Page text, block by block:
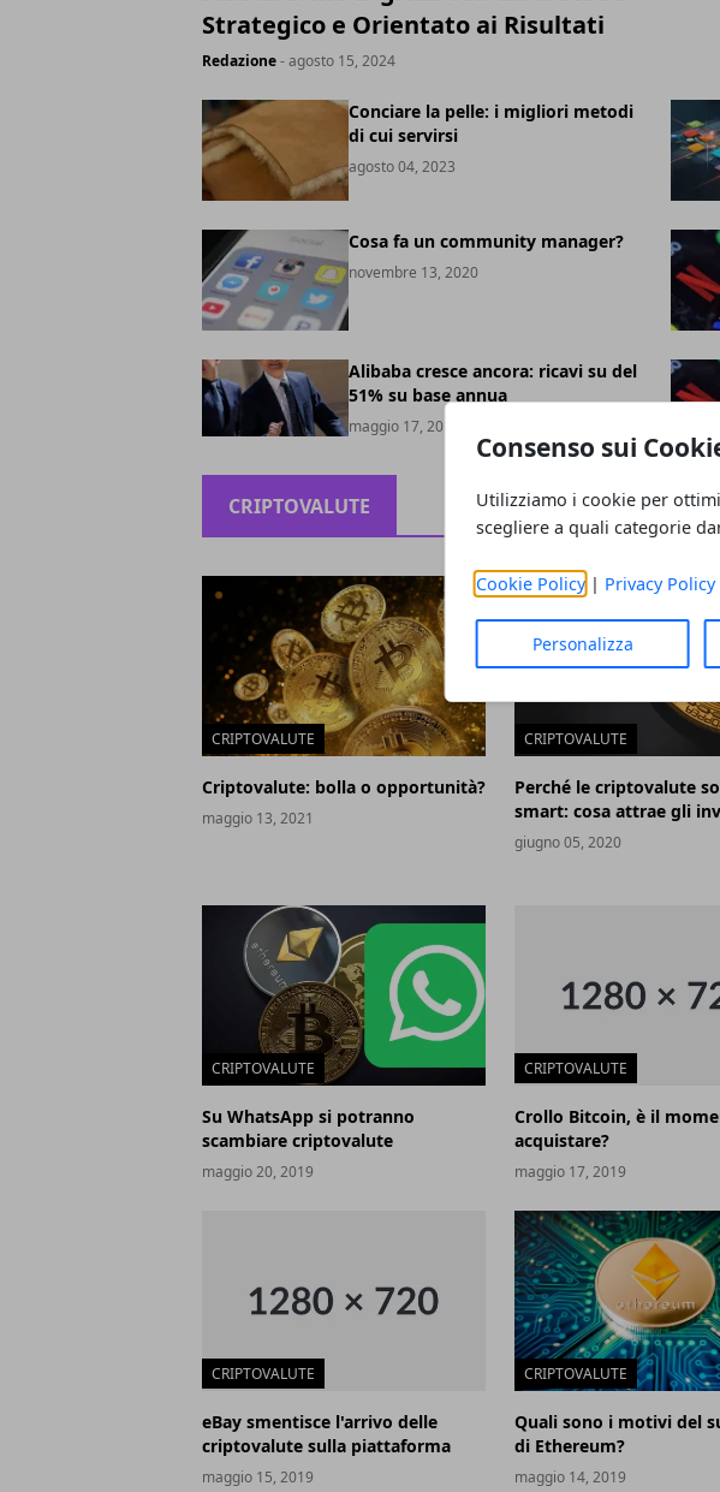
Consenso sui
Utilizziamo i cookie per
scegliere a quali categorie
Cookie Policy| Privacy Policy
Personalizza
Strategico e Orientato ai Risultati
Redazione- agosto 15, 2024
Conciare la pelle: i migliori metodi
di cui servirsi
agosto 04, 2023
Cosa fa un community manager?
novembre 13, 2020
Alibaba cresce ancora: ricavi su del
51% su base annua
maggio 17, 2019
CRIPTOVALUTE
CRIPTOVALUTE
Criptovalute: bolla o opportunità?
maggio 13, 2021
CRIPTOVALUTE
Perché le criptovalute
smart: cosa attrae gli
giugno 05, 2020
CRIPTOVALUTE
Su WhatsApp si potranno
scambiare criptovalute
maggio 20, 2019
CRIPTOVALUTE
Crollo Bitcoin, è il
acquistare?
maggio 17, 2019
CRIPTOVALUTE
eBay smentisce l'arrivo delle
criptovalute sulla piattaforma
maggio 15, 2019
CRIPTOVALUTE
Quali sono i motivi del
di Ethereum?
maggio 14, 2019